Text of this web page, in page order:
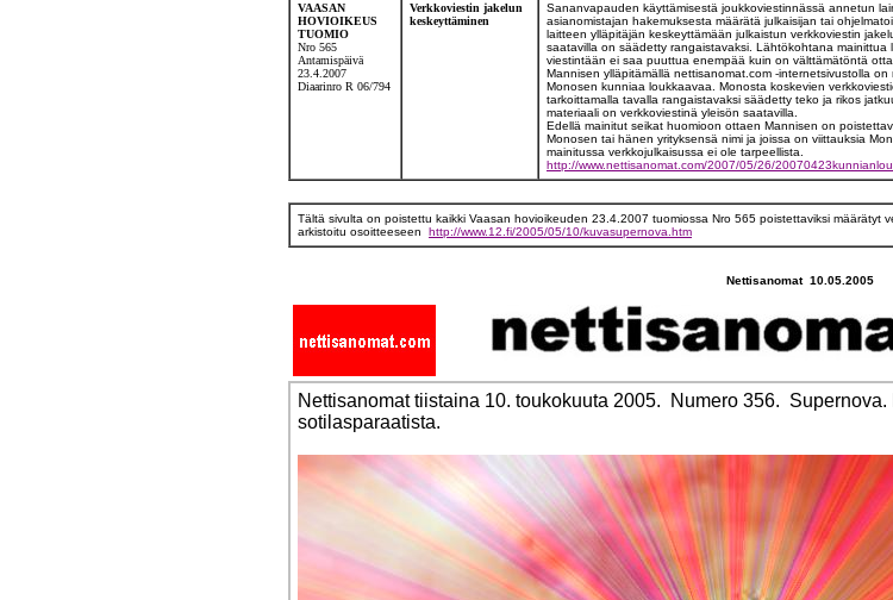
VAASAN
HOVIOIKEUS
TUOMIO
Nro 565
Antamispäivä
23.4.2007
Diaarinro R 06/794
Verkkoviestin jakelun
keskeyttäminen
Sananvapauden käyttämisestä joukkoviestinnässä annetun
asianomistajan hakemuksesta määrätä julkaisijan tai
laitteen ylläpitäjän keskeyttämään julkaistun verkkoviestin
saatavilla on säädetty rangaistavaksi. Lähtökohtana
viestintään ei saa puuttua enempää kuin on välttämätöntä
Mannisen ylläpitämällä nettisanomat.com -internetsivustolla
Monosen kunniaa loukkaavaa. Monosta koskevien
tarkoittamalla tavalla rangaistavaksi säädetty teko ja rikos
materiaali on verkkoviestinä yleisön saatavilla.
Edellä mainitut seikat huomioon ottaen Mannisen on
Monosen tai hänen yrityksensä nimi ja joissa on viittauksia
mainitussa verkkojulkaisussa ei ole tarpeellista.
http://www.nettisanomat.com/2007/05/26/
Tältä sivulta on poistettu kaikki Vaasan hovioikeuden 23.4.2007 tuomiossa Nro 565 poistettaviksi määrätyt
arkistoitu osoitteeseen http://www.12.fi/2005/05/10/kuvasupernova.htm
Nettisanomat 10.05.2005
Nettisanomat tiistaina 10. toukokuuta 2005. Numero 356.
sotilasparaatista.